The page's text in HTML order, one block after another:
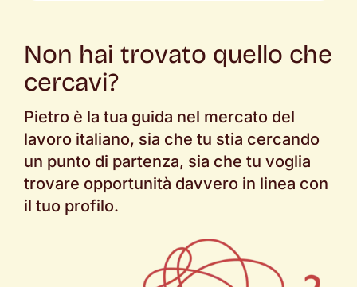
Non hai trovato quello che
cercavi?
Pietro è la tua guida nel mercato del
lavoro italiano, sia che tu stia cercando
un punto di partenza, sia che tu voglia
trovare opportunità davvero in linea con
il tuo profilo.